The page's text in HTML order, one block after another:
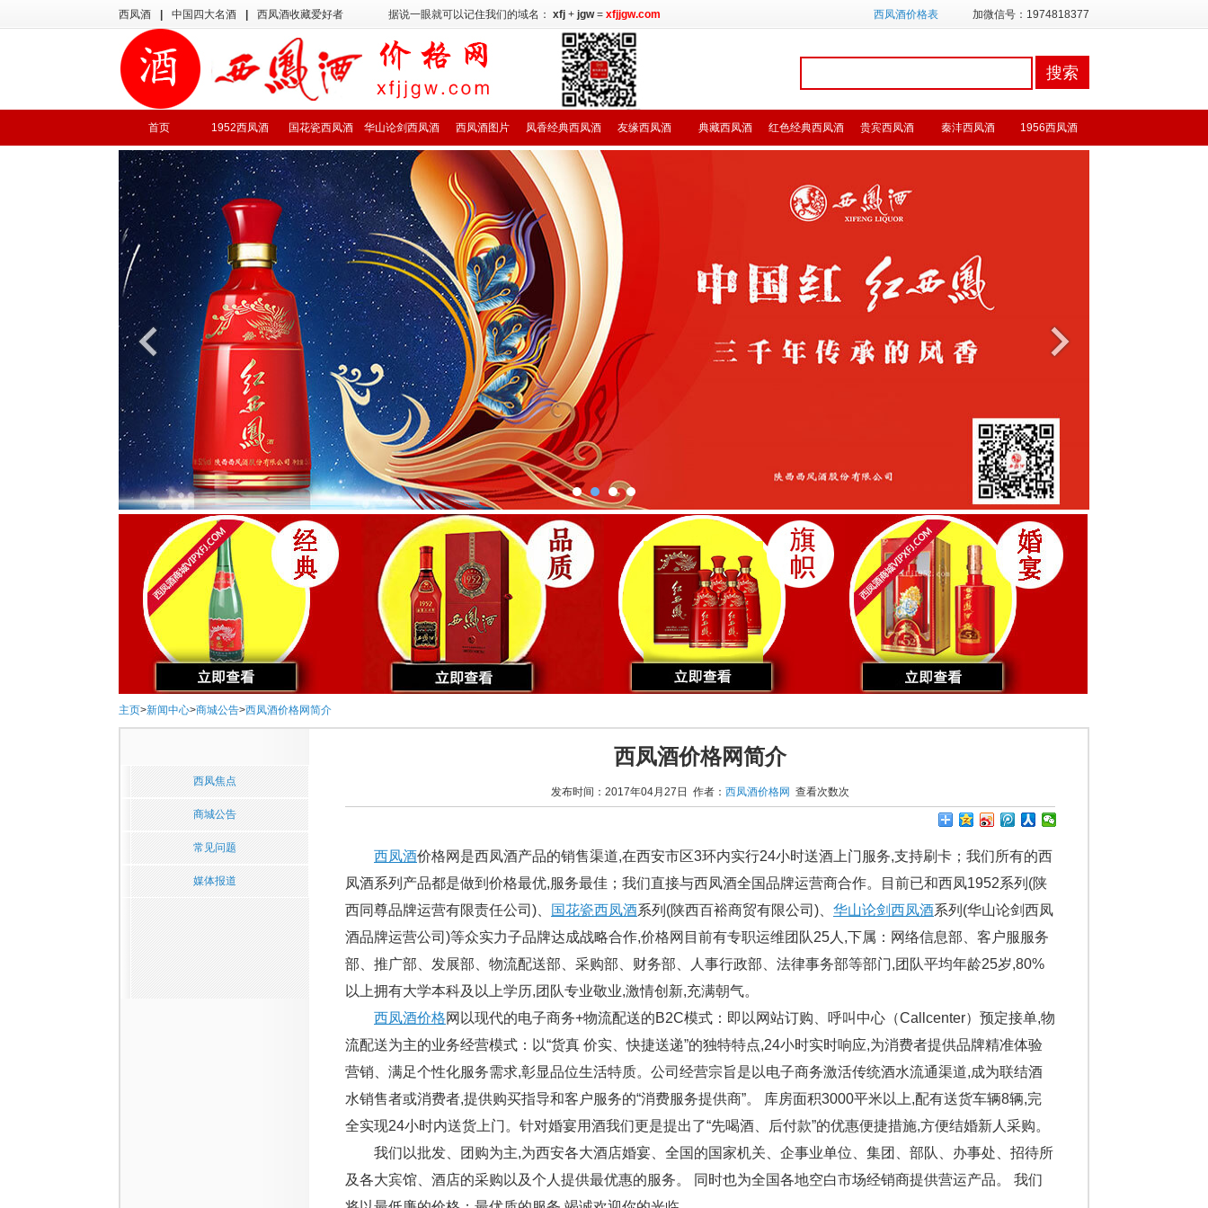
西凤酒 中国四大名酒 西凤酒收藏爱好者 据说一眼就可以记住我们的域名： xfj + jgw= xfjjgw.com 西凤酒价格表 加微信号：1974818377
首页 1952西凤酒 国花瓷西凤酒 华山论剑西凤酒 西凤酒图片 凤香经典西凤酒 友缘西凤酒 典藏西凤酒 红色经典西凤酒 贵宾西凤酒 秦沣西凤酒 1956西凤酒
主页>新闻中心>商城公告>西凤酒价格网简介
西凤焦点
商城公告
常见问题
媒体报道
西凤酒价格网简介
发布时间：2017年04月27日 作者： 西凤酒价格网 查看次数次
西凤酒价格网是西凤酒产品的销售渠道,在西安市区3环内实行24小时送酒上门服务,支持刷卡；我们所有的西
凤酒系列产品都是做到价格最优,服务最佳；我们直接与西凤酒全国品牌运营商合作。目前已和西凤1952系列(陕
西同尊品牌运营有限责任公司)、
国花瓷西凤酒系列(陕西百裕商贸有限公司)、 华山论剑西凤酒系列(华山论剑西凤
酒品牌运营公司)等众实力子品牌达成战略合作,价格网目前有专职运维团队25人,下属：网络信息部、客户服服务
部、推广部、发展部、物流配送部、采购部、财务部、人事行政部、法律事务部等部门,团队平均年龄25岁,80%
以上拥有大学本科及以上学历,团队专业敬业,激情创新,充满朝气。
西凤酒价格网以现代的电子商务+物流配送的B2C模式：即以网站订购、呼叫中心（Callcenter）预定接单,物
流配送为主的业务经营模式：以“货真 价实、快捷送递”的独特特点,24小时实时响应,为消费者提供品牌精准体验
营销、满足个性化服务需求,彰显品位生活特质。公司经营宗旨是以电子商务激活传统酒水流通渠道,成为联结酒
水销售者或消费者,提供购买指导和客户服务的“消费服务提供商”。 库房面积3000平米以上,配有送货车辆8辆,完
全实现24小时内送货上门。针对婚宴用酒我们更是提出了“先喝酒、后付款”的优惠便捷措施,方便结婚新人采购。
我们以批发、团购为主,为西安各大酒店婚宴、全国的国家机关、企事业单位、集团、部队、办事处、招待所
及各大宾馆、酒店的采购以及个人提供最优惠的服务。 同时也为全国各地空白市场经销商提供营运产品。 我们